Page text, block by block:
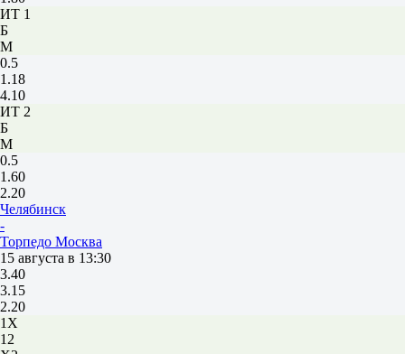
ИТ 1
Б
М
0.5
1.18
4.10
ИТ 2
Б
М
0.5
1.60
2.20
Челябинск
-
Торпедо Москва
15 августа в 13:30
3.40
3.15
2.20
1X
12